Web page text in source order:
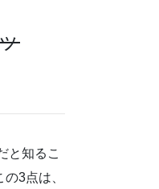
と知るこ
3点は、